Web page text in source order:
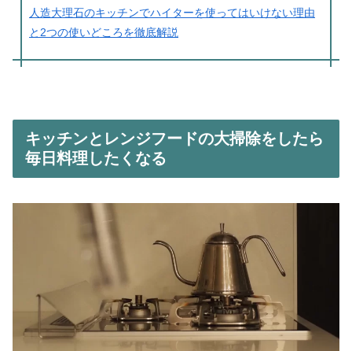
人造大理石のキッチンでハイターを使ってはいけない理由
と2つの使いどころを徹底解説
キッチンとレンジフードの大掃除をしたら
毎日料理したくなる